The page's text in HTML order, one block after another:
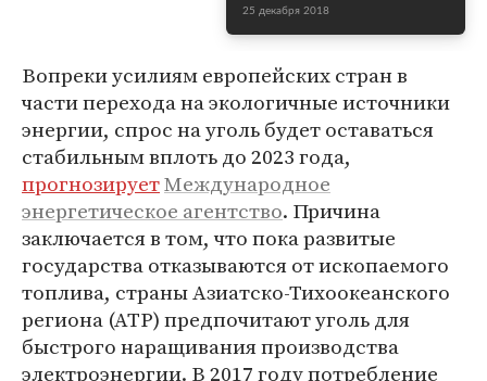
25 декабря 2018
Вопреки усилиям европейских стран в
части перехода на экологичные источники
энергии, спрос на уголь будет оставаться
стабильным вплоть до 2023 года,
прогнозируетМеждународное
энергетическое агентство. Причина
заключается в том, что пока развитые
государства отказываются от ископаемого
топлива, страны Азиатско-Тихоокеанского
региона (АТР) предпочитают уголь для
быстрого наращивания производства
электроэнергии. В 2017 году потребление